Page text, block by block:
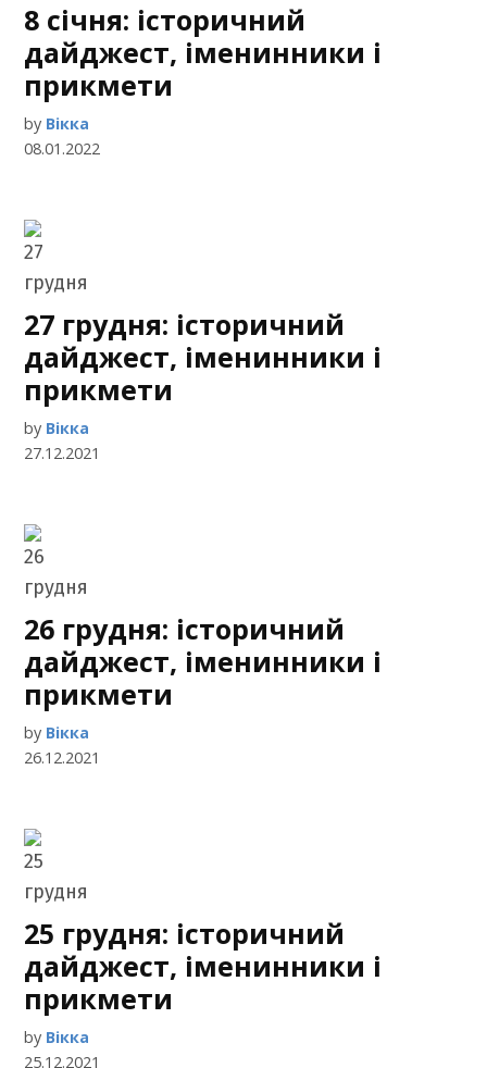
8 січня: історичний
дайджест, іменинники і
прикмети
by Вікка
08.01.2022
27 грудня: історичний
дайджест, іменинники і
прикмети
by Вікка
27.12.2021
26 грудня: історичний
дайджест, іменинники і
прикмети
by Вікка
26.12.2021
25 грудня: історичний
дайджест, іменинники і
прикмети
by Вікка
25.12.2021